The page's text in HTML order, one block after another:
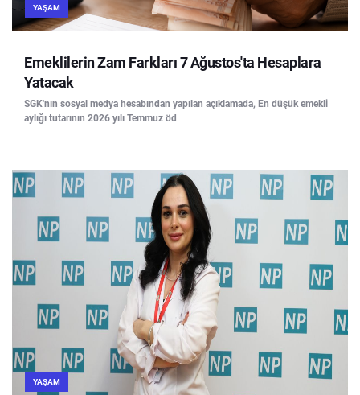
YAŞAM
Emeklilerin Zam Farkları 7 Ağustos'ta Hesaplara
Yatacak
SGK'nın sosyal medya hesabından yapılan açıklamada, En düşük emekli
aylığı tutarının 2026 yılı Temmuz öd
YAŞAM